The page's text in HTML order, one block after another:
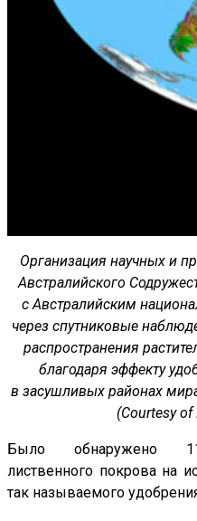
Организация научных и
Австралийского
с Австралийским
через спутниковые
распространения
благодаря эффекту
в засушливых районах
(Courtesy
Было обнаружено 11-
лиственного покрова на
так называемого